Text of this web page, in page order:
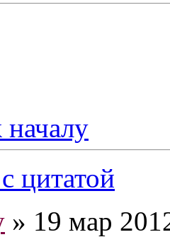
началу
цитатой
» 19 мар